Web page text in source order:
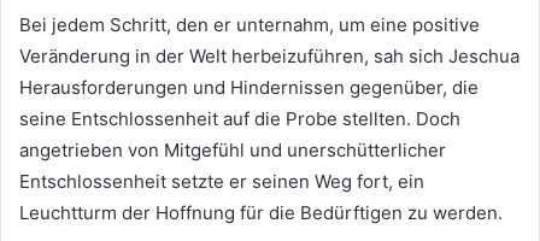
Bei jedem Schritt, den er unternahm, um eine positive
Veränderung in der Welt herbeizuführen, sah sich Jeschua
Herausforderungen und Hindernissen gegenüber, die
seine Entschlossenheit auf die Probe stellten. Doch
angetrieben von Mitgefühl und unerschütterlicher
Entschlossenheit setzte er seinen Weg fort, ein
Leuchtturm der Hoffnung für die Bedürftigen zu werden.